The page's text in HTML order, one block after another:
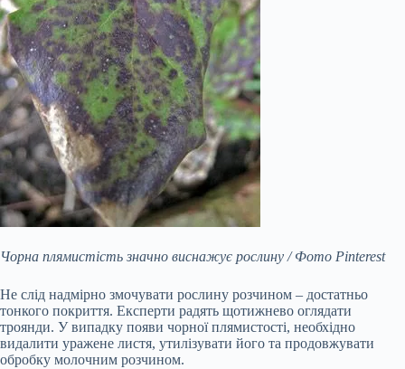
Чорна плямистість значно виснажує рослину / Фото Pinterest
Не слід надмірно змочувати рослину розчином – достатньо
тонкого покриття. Експерти радять щотижнево оглядати
троянди. У випадку появи чорної плямистості, необхідно
видалити уражене листя, утилізувати його та продовжувати
обробку молочним розчином.